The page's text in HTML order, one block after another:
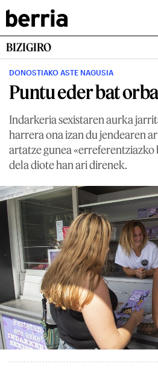
BIZIGIRO
DONOSTIAKO ASTE NAGUSIA
Puntu eder bat
Indarkeria sexistaren aurka
harrera ona izan du jendearen
artatze gunea «erreferentziazko
dela diote han ari direnek.